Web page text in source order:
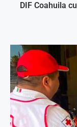
DIF Coahuila